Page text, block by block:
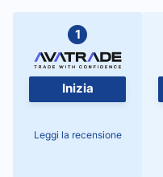
1
Inizia
Leggi la recensione